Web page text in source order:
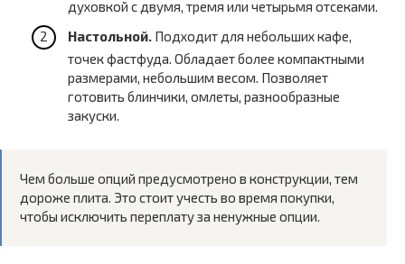
духовкой с двумя, тремя или четырьмя отсеками.
Настольной. Подходит для небольших кафе,
точек фастфуда. Обладает более компактными
размерами, небольшим весом. Позволяет
готовить блинчики, омлеты, разнообразные
закуски.
Чем больше опций предусмотрено в конструкции, тем
дороже плита. Это стоит учесть во время покупки,
чтобы исключить переплату за ненужные опции.